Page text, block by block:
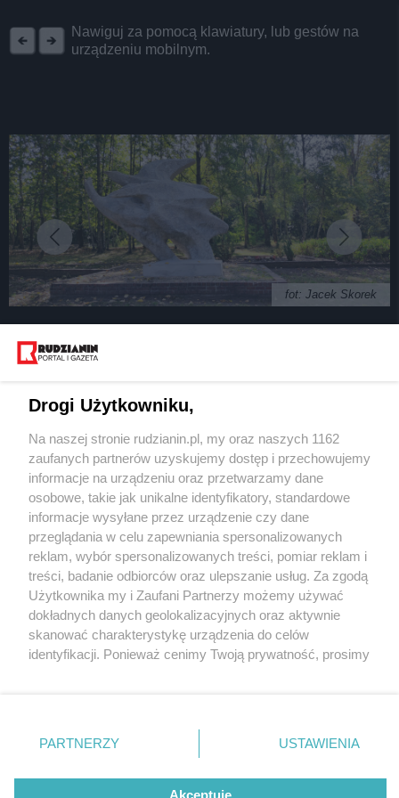
Nawiguj za pomocą klawiatury, lub gestów na
urządzeniu mobilnym.
fot: Jacek Skorek
okolica rzeźby nie...
1 / 7
Odnowiona rzeźba,
nieodnowione otoczenie
Wydawca mediów
Nie zapomnij
zapoznać się z:
polityką prywatności regulamin korzystania z portali
Twojemiasto
Piekary Śląskie
Chorzów
Tarnowskie Góry
Gliwice
Skontakuj sięz nami
Kontakt
Wydawca
Redakcja
Drogi Użytkowniku,
Na naszej stronie rudzianin.pl, my oraz naszych 1162
zaufanych partnerów uzyskujemy dostęp i przechowujemy
informacje na urządzeniu oraz przetwarzamy dane
osobowe, takie jak unikalne identyfikatory, standardowe
informacje wysyłane przez urządzenie czy dane
przeglądania w celu zapewniania spersonalizowanych
reklam, wybór spersonalizowanych treści, pomiar reklam i
treści, badanie odbiorców oraz ulepszanie usług. Za zgodą
Użytkownika my i Zaufani Partnerzy możemy używać
dokładnych danych geolokalizacyjnych oraz aktywnie
skanować charakterystykę urządzenia do celów
identyfikacji. Ponieważ cenimy Twoją prywatność, prosimy
prywatności znajdujący się w lewym dolnym rogu strony
. Niektóre rodzaje przetwarzania danych nie wymagają
zgody użytkownika, ale masz prawo sprzeciwić się
takiemu przetwarzaniu. Preferencje będą miały
PARTNERZY USTAWIENIA
Akceptuję